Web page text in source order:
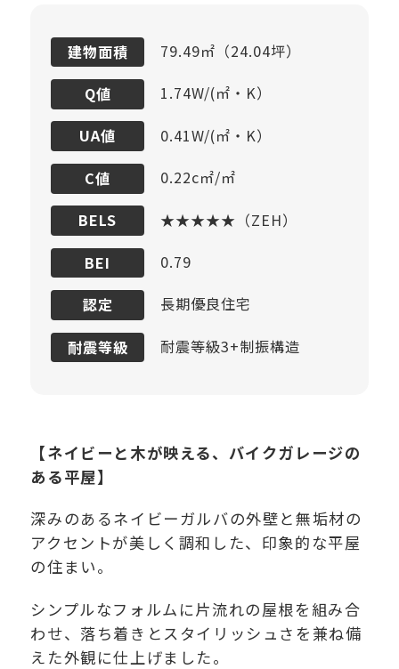
建物面積 79.49㎡（24.04坪）
Q値 1.74W/(㎡・K）
UA値 0.41W/(㎡・K）
C値 0.22c㎡/㎡
BELS ★★★★★（ZEH）
BEI 0.79
認定 長期優良住宅
耐震等級 耐震等級3+制振構造
【ネイビーと木が映える、バイクガレージの
ある平屋】
深みのあるネイビーガルバの外壁と無垢材の
アクセントが美しく調和した、印象的な平屋
の住まい。
シンプルなフォルムに片流れの屋根を組み合
わせ、落ち着きとスタイリッシュさを兼ね備
えた外観に仕上げました。